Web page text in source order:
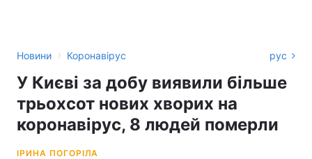
Новини › Коронавірус рус
У Києві за добу виявили більше
трьохсот нових хворих на
коронавірус, 8 людей померли
ІРИНА ПОГОРІЛА